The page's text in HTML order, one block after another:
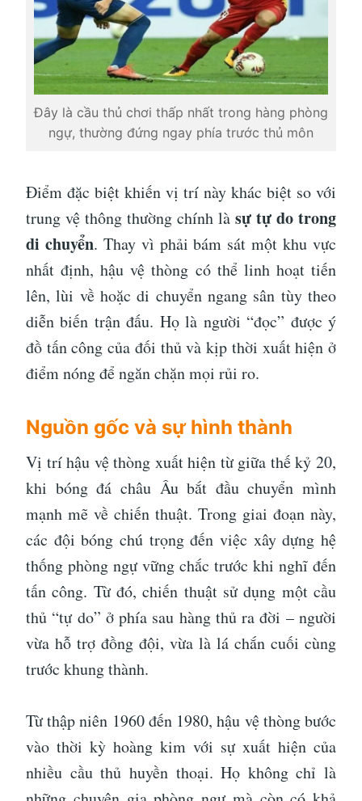
Đây là cầu thủ chơi thấp nhất trong hàng phòng
ngự, thường đứng ngay phía trước thủ môn
Điểm đặc biệt khiến vị trí này khác biệt so với
trung vệ thông thường chính là sự tự do trong
di chuyển. Thay vì phải bám sát một khu vực
nhất định, hậu vệ thòng có thể linh hoạt tiến
lên, lùi về hoặc di chuyển ngang sân tùy theo
diễn biến trận đấu. Họ là người “đọc” được ý
đồ tấn công của đối thủ và kịp thời xuất hiện ở
điểm nóng để ngăn chặn mọi rủi ro.
Nguồn gốc và sự hình thành
Vị trí hậu vệ thòng xuất hiện từ giữa thế kỷ 20,
khi bóng đá châu Âu bắt đầu chuyển mình
mạnh mẽ về chiến thuật. Trong giai đoạn này,
các đội bóng chú trọng đến việc xây dựng hệ
thống phòng ngự vững chắc trước khi nghĩ đến
tấn công. Từ đó, chiến thuật sử dụng một cầu
thủ “tự do” ở phía sau hàng thủ ra đời – người
vừa hỗ trợ đồng đội, vừa là lá chắn cuối cùng
trước khung thành.
Từ thập niên 1960 đến 1980, hậu vệ thòng bước
vào thời kỳ hoàng kim với sự xuất hiện của
nhiều cầu thủ huyền thoại. Họ không chỉ là